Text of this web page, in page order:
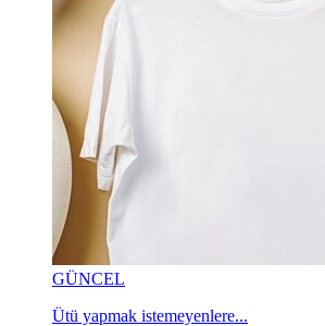
GÜNCEL
Ütü yapmak istemeyenlere...